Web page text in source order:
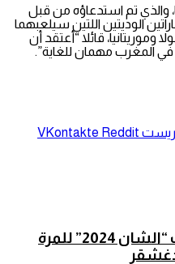
البالغ من العمر 24 عاما، والذي تم استدعاؤه من قبل
الوديتين اللتين سيلعبهما
قائلا “أعتقد أن
المغرب مهمان للغاية”.
أسود الأطلس يتوجون بلقب “الشان 2024” للمرة